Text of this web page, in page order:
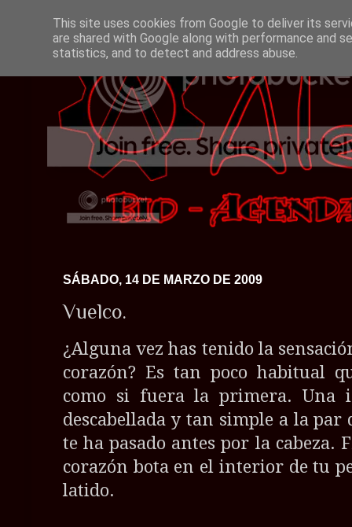
SÁBADO, 14 DE MARZO DE 2009
Vuelco.
¿Alguna vez has tenido la
corazón? Es tan poco habitual
como si fuera la primera. Una
descabellada y tan simple a la par
te ha pasado antes por la cabeza.
corazón bota en el interior de tu
latido.
This site uses cookies from Google to deliver its
are shared with Google along with performance and
statistics, and to detect and address abuse.